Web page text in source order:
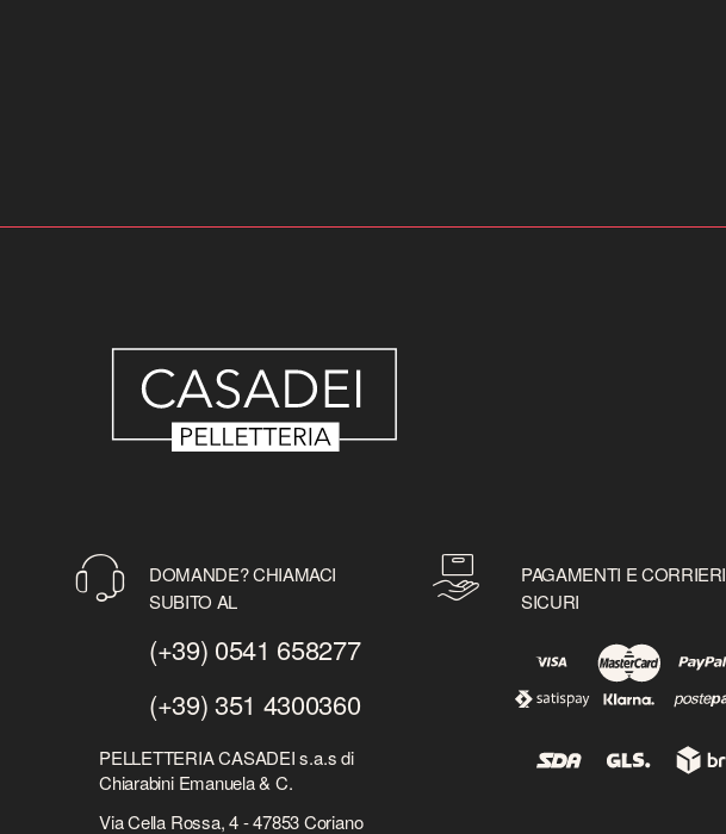
DOMANDE? CHIAMACI
SUBITO AL
(+39) 0541 658277
(+39) 351 4300360
PELLETTERIA CASADEI s.a.s di
Chiarabini Emanuela & C.
Via Cella Rossa, 4 - 47853 Coriano
PAGAMENTI E CORRIERI
SICURI